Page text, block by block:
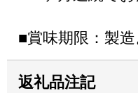
■賞味期限：製造
返礼品注記